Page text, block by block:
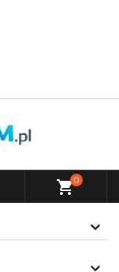
shopping_cart0